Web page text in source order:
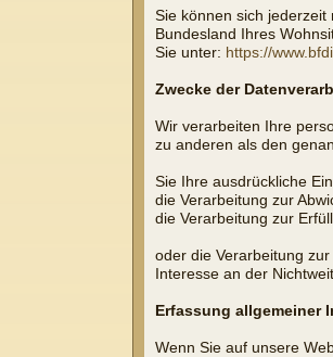
Sie können sich
Bundesland Ihres
Sie unter: https://
Zwecke der
Wir verarbeiten Ihre
zu anderen als den
Sie Ihre ausdrückliche
die Verarbeitung zur
die Verarbeitung zur
oder die Verarbeitung
Interesse an der
Erfassung allgemeiner
Wenn Sie auf unsere